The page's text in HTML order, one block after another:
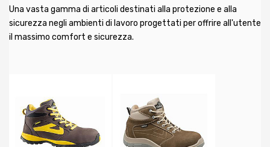
Una vasta gamma di articoli destinati alla protezione e alla
sicurezza negli ambienti di lavoro progettati per offrire all'utente
il massimo comfort e sicurezza.